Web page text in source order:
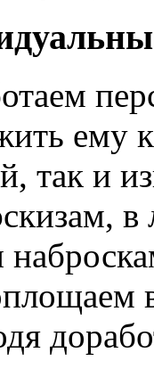
ему
так и